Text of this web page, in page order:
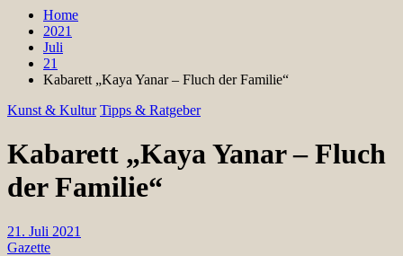
Home
2021
Juli
21
Kabarett „Kaya Yanar – Fluch der Familie“
Kunst & Kultur Tipps & Ratgeber
Kabarett „Kaya Yanar – Fluch
der Familie“
21. Juli 2021
Gazette